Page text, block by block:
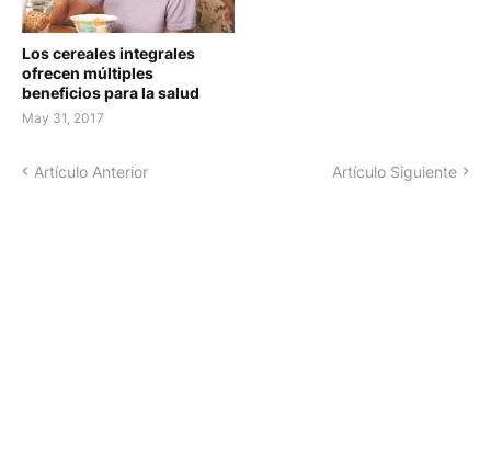
Los cereales integrales
ofrecen múltiples
beneficios para la salud
May 31, 2017
Artículo Anterior Artículo Siguiente